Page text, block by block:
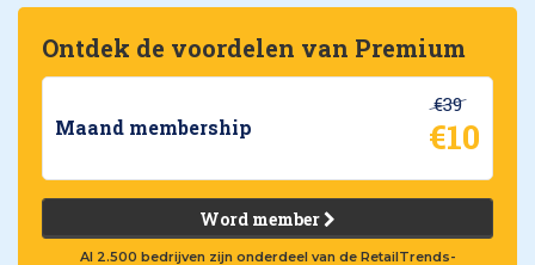
Ontdek de voordelen van Premium
Maand membership
€39
€10
Word member
Al 2.500 bedrijven zijn onderdeel van de RetailTrends-